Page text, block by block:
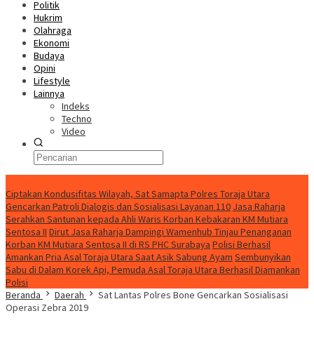
Politik
Hukrim
Olahraga
Ekonomi
Budaya
Opini
Lifestyle
Lainnya
Indeks
Techno
Video
Ciptakan Kondusifitas Wilayah, Sat Samapta Polres Toraja Utara
Gencarkan Patroli Dialogis dan Sosialisasi Layanan 110 Jasa Raharja
Serahkan Santunan kepada Ahli Waris Korban Kebakaran KM Mutiara
Sentosa II Dirut Jasa Raharja Dampingi Wamenhub Tinjau Penanganan
Korban KM Mutiara Sentosa II di RS PHC Surabaya Polisi Berhasil
Amankan Pria Asal Toraja Utara Saat Asik Sabung Ayam Sembunyikan
Sabu di Dalam Korek Api, Pemuda Asal Toraja Utara Berhasil Diamankan
Polisi
Beranda
Daerah
Sat Lantas Polres Bone Gencarkan Sosialisasi
Operasi Zebra 2019